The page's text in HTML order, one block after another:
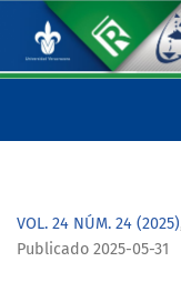
EL UTILITARISMO
VOL. 24 NÚM. 24 (2025)
Publicado 2025-05-31